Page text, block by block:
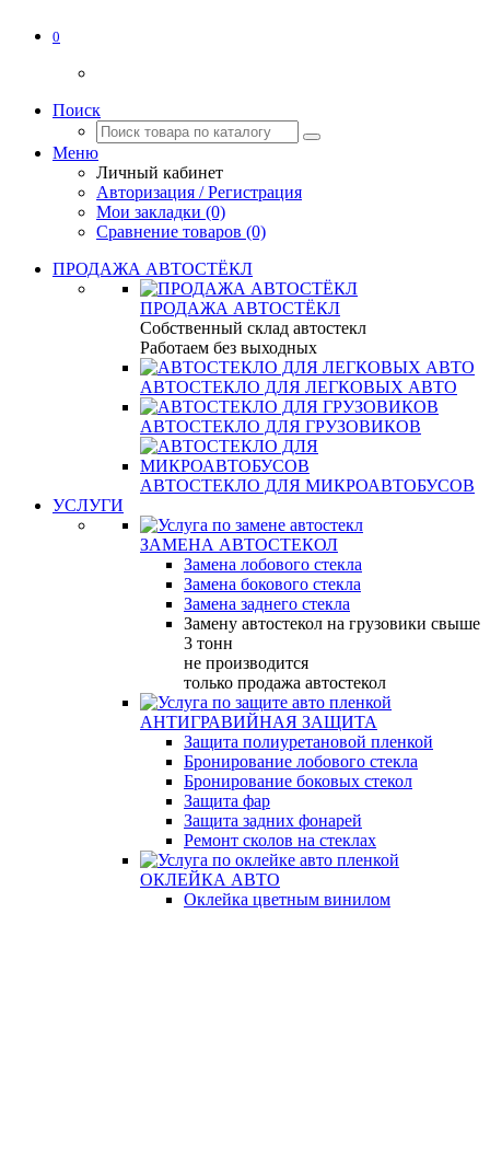
0
Поиск
Меню
Личный кабинет
Авторизация / Регистрация
Мои закладки (0)
Сравнение товаров (0)
ПРОДАЖА АВТОСТЁКЛ
ПРОДАЖА АВТОСТЁКЛ
Собственный склад автостекл
Работаем без выходных
АВТОСТЕКЛО ДЛЯ ЛЕГКОВЫХ АВТО
АВТОСТЕКЛО ДЛЯ ГРУЗОВИКОВ
АВТОСТЕКЛО ДЛЯ МИКРОАВТОБУСОВ
УСЛУГИ
ЗАМЕНА АВТОСТЕКОЛ
Замена лобового стекла
Замена бокового стекла
Замена заднего стекла
Замену автостекол на грузовики свыше
3 тонн
не производится
только продажа автостекол
АНТИГРАВИЙНАЯ ЗАЩИТА
Защита полиуретановой пленкой
Бронирование лобового стекла
Бронирование боковых стекол
Защита фар
Защита задних фонарей
Ремонт сколов на стеклах
ОКЛЕЙКА АВТО
Оклейка цветным винилом